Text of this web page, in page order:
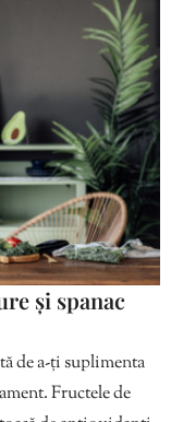
și spanac
de a-ți suplimenta
Fructele de